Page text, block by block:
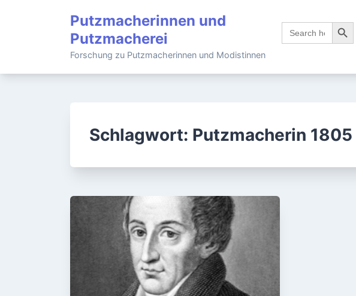
Putzmacherinnen und
Putzmacherei
Forschung zu Putzmacherinnen und Modistinnen
Search
for:
Search Button
Schlagwort: Putzmacherin 1805